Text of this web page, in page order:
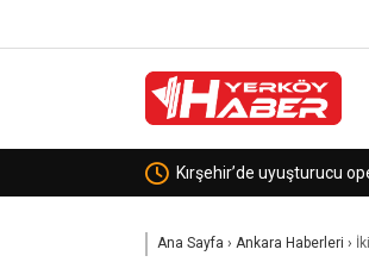
Anahtar Parti Kırşehir İl
Ana Sayfa › Ankara Haberleri ›